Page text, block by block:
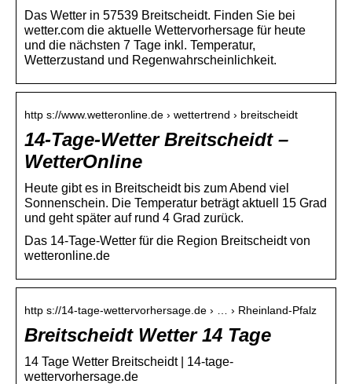
Das Wetter in 57539 Breitscheidt. Finden Sie bei
wetter.com die aktuelle Wettervorhersage für heute
und die nächsten 7 Tage inkl. Temperatur,
Wetterzustand und Regenwahrscheinlichkeit.
http s://www.wetteronline.de › wettertrend › breitscheidt
14-Tage-Wetter Breitscheidt –
WetterOnline
Heute gibt es in Breitscheidt bis zum Abend viel
Sonnenschein. Die Temperatur beträgt aktuell 15 Grad
und geht später auf rund 4 Grad zurück.
Das 14-Tage-Wetter für die Region Breitscheidt von
wetteronline.de
http s://14-tage-wettervorhersage.de › … › Rheinland-Pfalz
Breitscheidt Wetter 14 Tage
14 Tage Wetter Breitscheidt | 14-tage-
wettervorhersage.de